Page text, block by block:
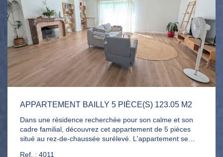
APPARTEMENT BAILLY 5 PIÈCE(S) 123.05 M2
Dans une résidence recherchée pour son calme et son
cadre familial, découvrez cet appartement de 5 pièces
situé au rez-de-chaussée surélevé. L'appartement se
Ref. : 4011